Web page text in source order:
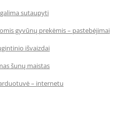
sutaupyti
gyvūnų prekėmis – pastebėjimai
išvaizdai
šunų maistas
– internetu